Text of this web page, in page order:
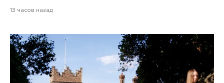
13 часов назад